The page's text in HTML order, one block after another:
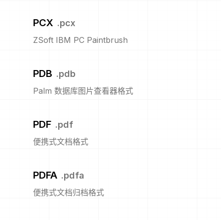
PCX .pcx
ZSoft IBM PC Paintbrush
PDB .pdb
Palm 数据库图片查看器格式
PDF .pdf
便携式文档格式
PDFA .pdfa
便携式文档归档格式